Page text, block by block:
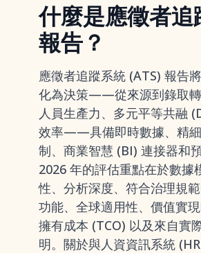
什麼是應徵者追
報告？
應徵者追蹤系統 (ATS) 報告
化為決策——從來源到錄取
人員生產力、多元平等共融
效率——具備即時數據、精
制、商業智慧 (BI) 連接器和
2026 年的評估重點在於數據
性、分析深度、符合治理規
功能、全球適用性、價值實
擁有成本 (TCO) 以及來自實
明。關於與人資資訊系統